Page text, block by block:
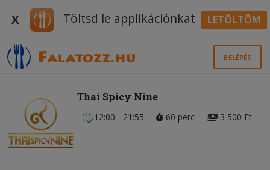
X Töltsd le applikációnkat LETÖLTÖM
BELÉPÉS
Thai Spicy Nine
12:00 - 21:55 60 perc 3 500 Ft